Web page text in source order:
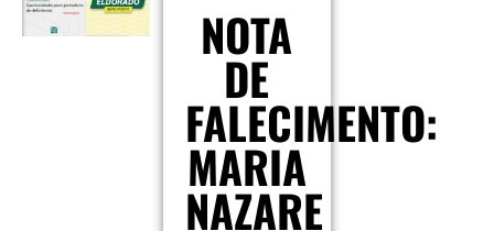
NOTA
DE
FALECIMENTO:
MARIA
NAZARE